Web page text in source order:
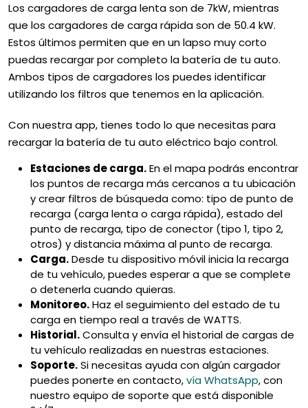
Los cargadores de carga lenta son de 7kW, mientras
que los cargadores de carga rápida son de 50.4 kW.
Estos últimos permiten que en un lapso muy corto
puedas recargar por completo la batería de tu auto.
Ambos tipos de cargadores los puedes identificar
utilizando los filtros que tenemos en la aplicación.
Con nuestra app, tienes todo lo que necesitas para
recargar la batería de tu auto eléctrico bajo control.
Estaciones de carga.En el mapa podrás encontrar
los puntos de recarga más cercanos a tu ubicación
y crear filtros de búsqueda como: tipo de punto de
recarga (carga lenta o carga rápida), estado del
punto de recarga, tipo de conector (tipo 1, tipo 2,
otros) y distancia máxima al punto de recarga.
Carga.Desde tu dispositivo móvil inicia la recarga
de tu vehículo, puedes esperar a que se complete
o detenerla cuando quieras.
Monitoreo.Haz el seguimiento del estado de tu
carga en tiempo real a través de WATTS.
Historial.Consulta y envía el historial de cargas de
tu vehículo realizadas en nuestras estaciones.
Soporte.Si necesitas ayuda con algún cargador
puedes ponerte en contacto,vía WhatsApp, con
nuestro equipo de soporte que está disponible